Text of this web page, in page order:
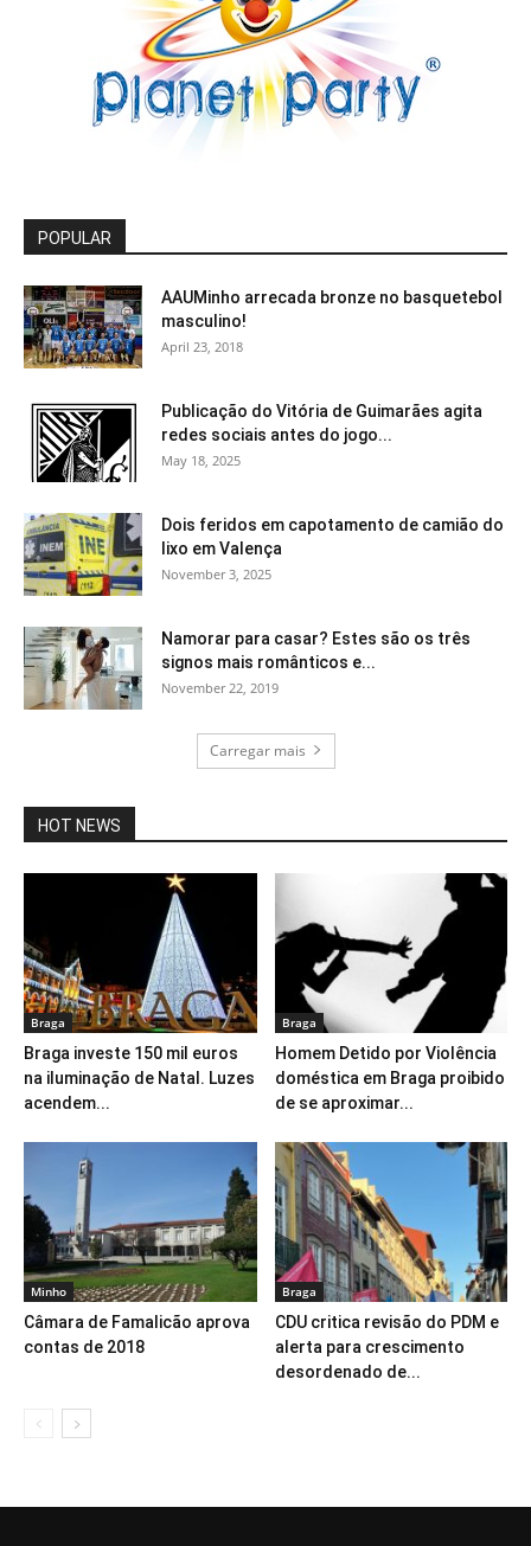
POPULAR
AAUMinho arrecada bronze no basquetebol
masculino!
April 23, 2018
Publicação do Vitória de Guimarães agita
redes sociais antes do jogo...
May 18, 2025
Dois feridos em capotamento de camião do
lixo em Valença
November 3, 2025
Namorar para casar? Estes são os três
signos mais românticos e...
November 22, 2019
Carregar mais
HOT NEWS
Braga
Braga investe 150 mil euros
na iluminação de Natal. Luzes
acendem...
Braga
Homem Detido por Violência
doméstica em Braga proibido
de se aproximar...
Minho
Câmara de Famalicão aprova
contas de 2018
Braga
CDU critica revisão do PDM e
alerta para crescimento
desordenado de...